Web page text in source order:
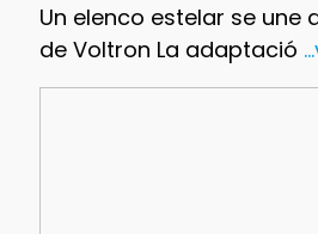
Un elenco estelar se une
de Voltron La adaptació